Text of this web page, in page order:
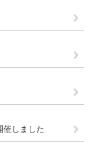
催しました